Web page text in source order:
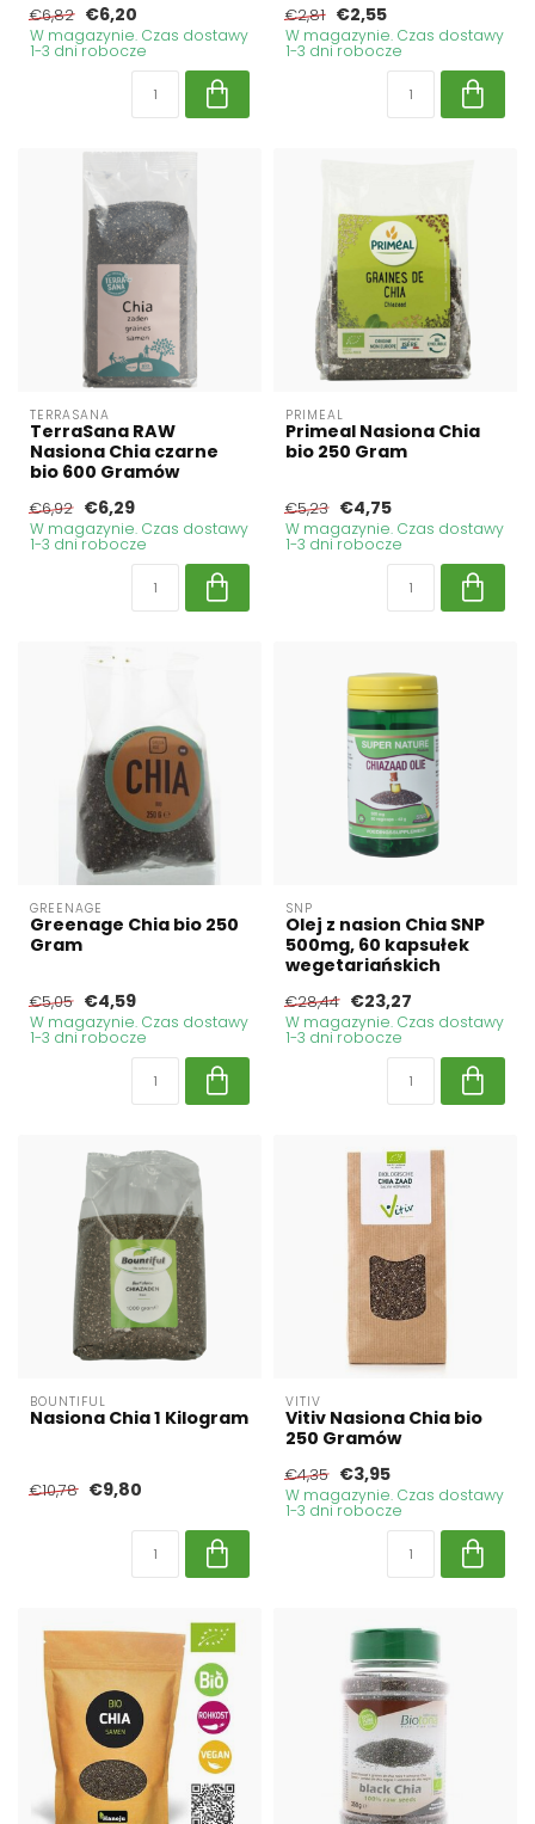
€6,82 €6,20
W magazynie. Czas dostawy
1-3 dni robocze
€2,81 €2,55
W magazynie. Czas dostawy
1-3 dni robocze
TERRASANA
TerraSana RAW
Nasiona Chia czarne
bio 600 Gramów
€6,92 €6,29
W magazynie. Czas dostawy
1-3 dni robocze
PRIMEAL
Primeal Nasiona Chia
bio 250 Gram
€5,23 €4,75
W magazynie. Czas dostawy
1-3 dni robocze
GREENAGE
Greenage Chia bio 250
Gram
€5,05 €4,59
W magazynie. Czas dostawy
1-3 dni robocze
SNP
Olej z nasion Chia SNP
500mg, 60 kapsułek
wegetariańskich
€28,44 €23,27
W magazynie. Czas dostawy
1-3 dni robocze
BOUNTIFUL
Nasiona Chia 1 Kilogram
€10,78 €9,80
VITIV
Vitiv Nasiona Chia bio
250 Gramów
€4,35 €3,95
W magazynie. Czas dostawy
1-3 dni robocze